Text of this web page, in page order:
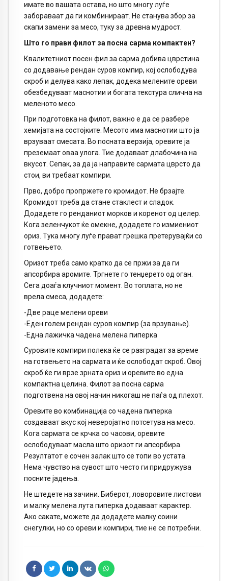
имате во вашата остава, но што многу луѓе
забораваат да ги комбинираат. Не станува збор за
скапи замени за месо, туку за древна мудрост.
Што го прави филот за посна сарма компактен?
Квалитетниот посен фил за сарма добива цврстина
со додавање рендан суров компир, кој ослободува
скроб и делува како лепак, додека мелените ореви
обезбедуваат маснотии и богата текстура слична на
меленото месо.
При подготовка на филот, важно е да се разбере
хемијата на состојките. Месото има маснотии што ја
врзуваат смесата. Во посната верзија, оревите ја
преземаат оваа улога. Тие додаваат длабочина на
вкусот. Сепак, за да ја направите сармата цврсто да
стои, ви требаат компири.
Прво, добро пропржете го кромидот. Не брзајте.
Кромидот треба да стане стаклест и сладок.
Додадете го ренданиот морков и коренот од целер.
Кога зеленчукот ќе омекне, додадете го измиениот
ориз. Тука многу луѓе прават грешка претерувајќи со
готвењето.
Оризот треба само кратко да се пржи за да ги
апсорбира аромите. Тргнете го тенџерето од оган.
Сега доаѓа клучниот момент. Во топлата, но не
врела смеса, додадете:
-Две раце мелени ореви
-Еден голем рендан суров компир (за врзување).
-Една лажичка чадена мелена пиперка
Суровите компири полека ќе се разградат за време
на готвењето на сармата и ќе ослободат скроб. Овој
скроб ќе ги врзе зрната ориз и оревите во една
компактна целина. Филот за посна сарма
подготвена на овој начин никогаш не паѓа од плехот.
Оревите во комбинација со чадена пиперка
создаваат вкус кој неверојатно потсетува на месо.
Кога сармата се крчка со часови, оревите
ослободуваат масла што оризот ги апсорбира.
Резултатот е сочен залак што се топи во устата.
Нема чувство на сувост што често ги придружува
посните јадења.
Не штедете на зачини. Биберот, ловоровите листови
и малку мелена лута пиперка додаваат карактер.
Ако сакате, можете да додадете малку соини
снегулки, но со ореви и компири, тие не се потребни.